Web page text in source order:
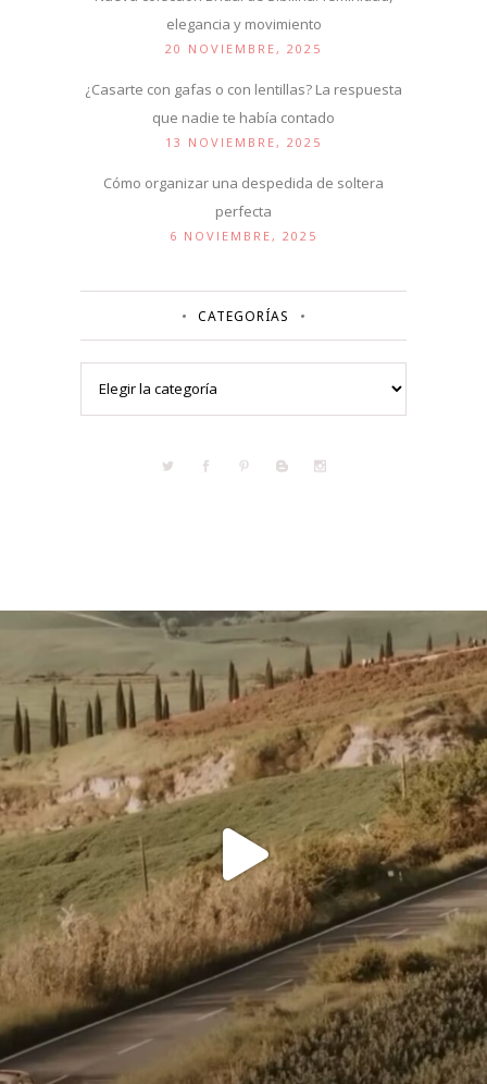
elegancia y movimiento
20 NOVIEMBRE, 2025
¿Casarte con gafas o con lentillas? La respuesta
que nadie te había contado
13 NOVIEMBRE, 2025
Cómo organizar una despedida de soltera
perfecta
6 NOVIEMBRE, 2025
CATEGORÍAS